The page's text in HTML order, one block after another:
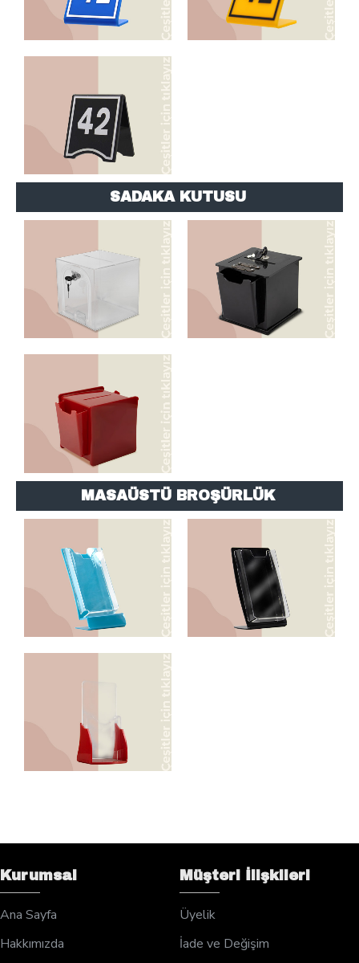
SADAKA KUTUSU
SADAKA KUTUSU SADAKA KUTUSU
SADAKA KUTUSU
MASAÜSTÜ BROŞÜRLÜK
BROŞÜRLÜK BROŞÜRLÜK
BROŞÜRLÜK
Kurumsal
Ana Sayfa
Hakkımızda
Müşteri İlişkileri
Üyelik
İade ve Değişim